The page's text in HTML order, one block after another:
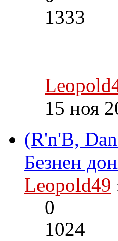
1333
15 ноя
(R'n'B,
Безнен
Leopold49
0
1024